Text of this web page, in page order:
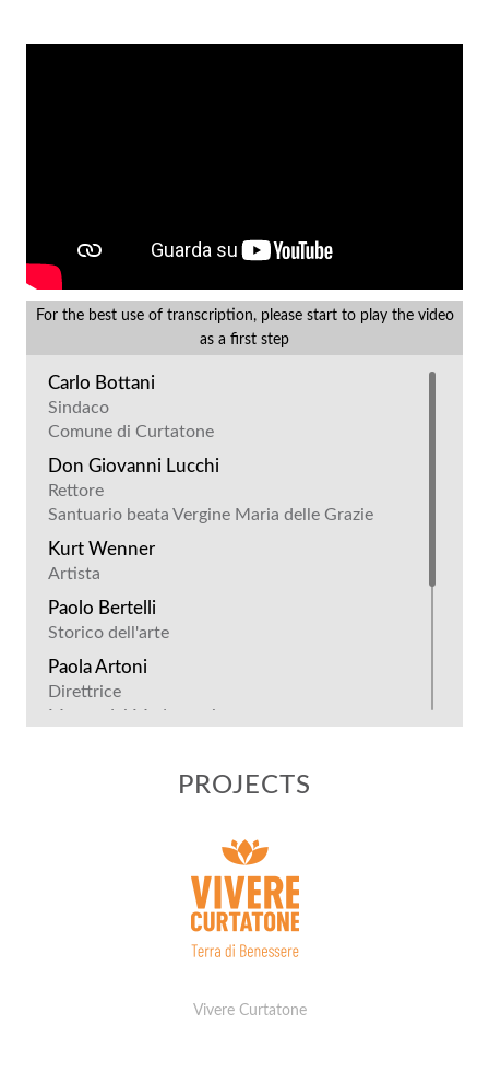
For the best use of transcription, please start to play the video
as a first step
Carlo Bottani
Sindaco
Comune di Curtatone
Don Giovanni Lucchi
Rettore
Santuario beata Vergine Maria delle Grazie
Kurt Wenner
Artista
Paolo Bertelli
Storico dell'arte
Paola Artoni
Direttrice
Museo dei Madonnari
Comunità del Garda
Vittoriale degli Italiani
PROJECTS
Vivere Curtatone